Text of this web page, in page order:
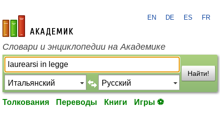
academic.ru
EN DE ES FR
Словари и энциклопедии на Академике
Найти!
Толкования Переводы Книги Игры ⚽